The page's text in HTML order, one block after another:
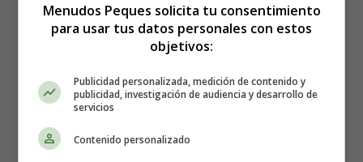
Menudos Peques solicita tu consentimiento
para usar tus datos personales con estos
objetivos:
Publicidad personalizada, medición de contenido y
publicidad, investigación de audiencia y desarrollo de
servicios
Contenido personalizado